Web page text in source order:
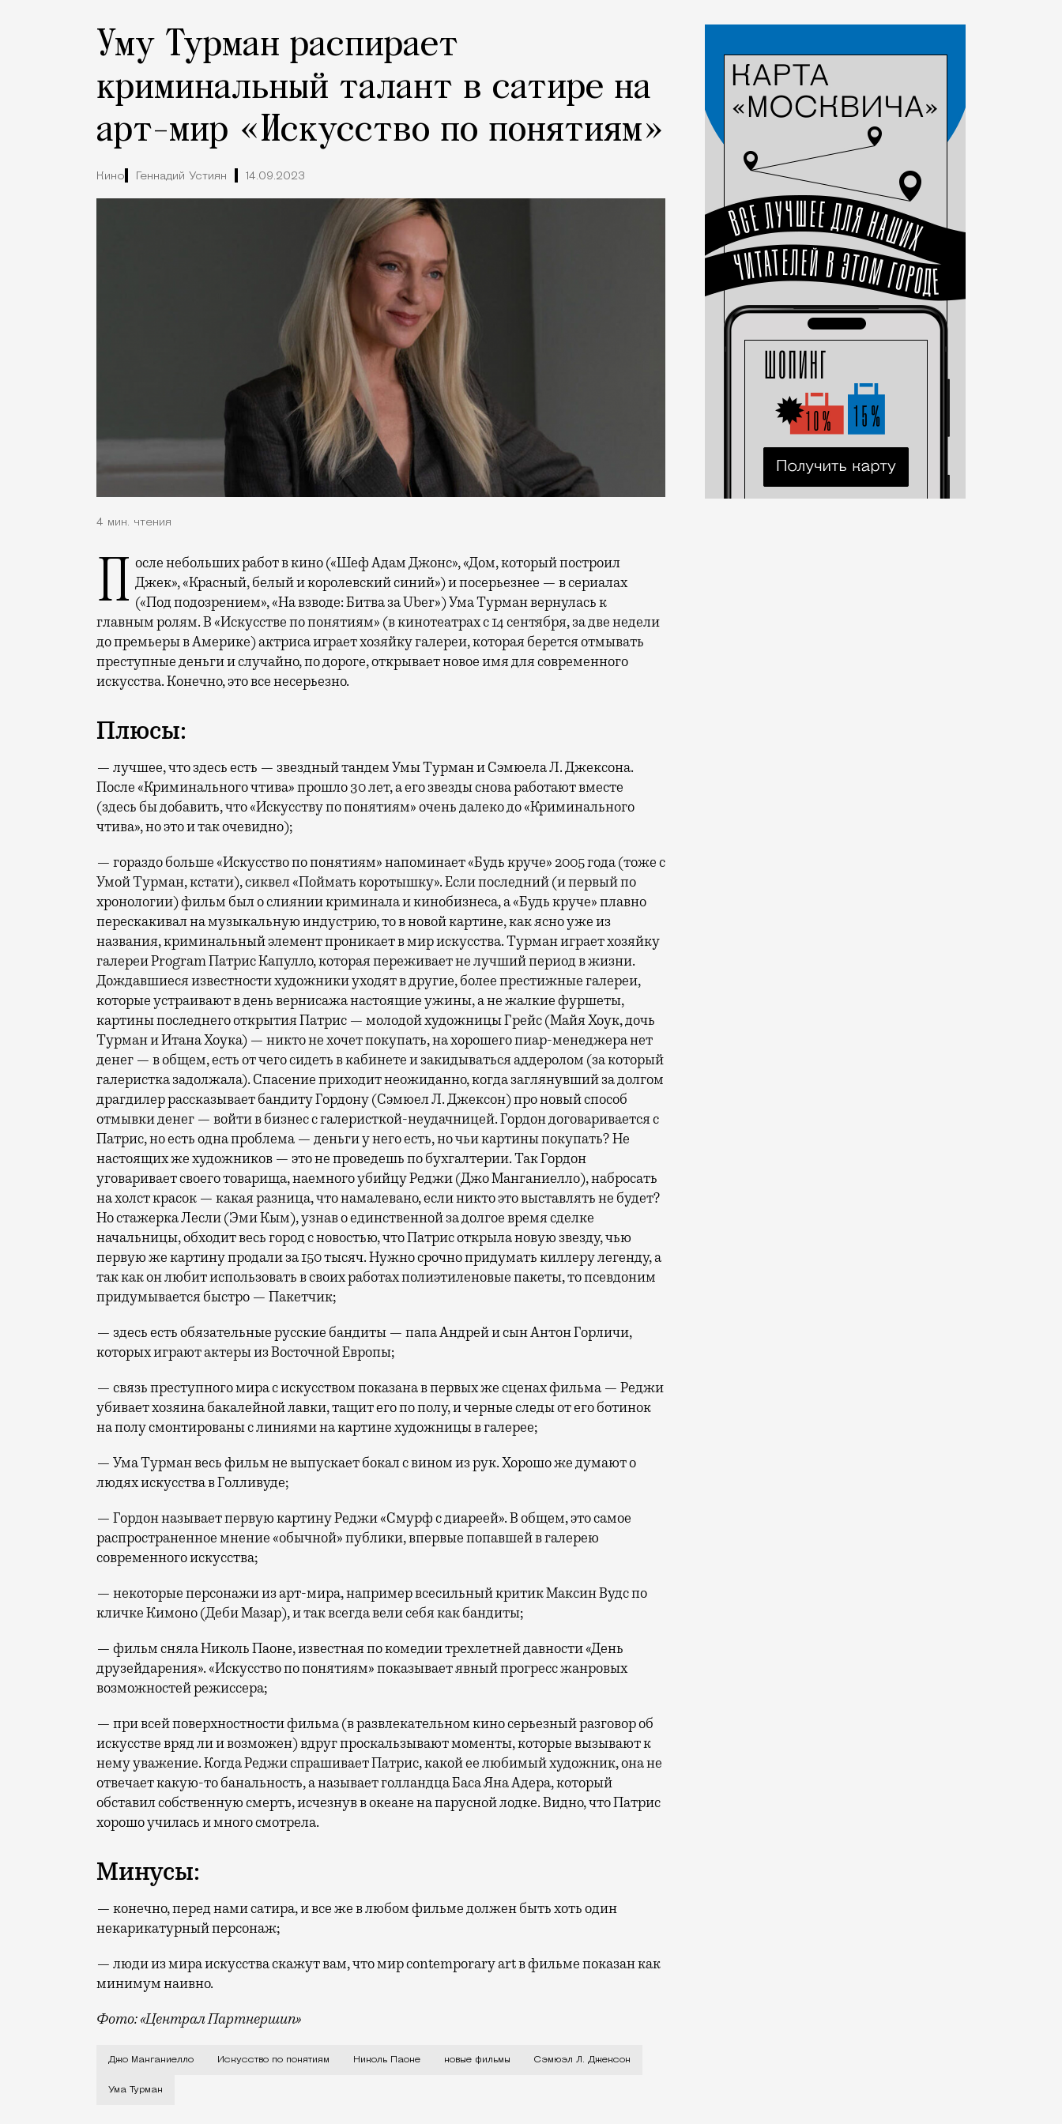
Уму Турман распирает
криминальный талант в сатире на
арт-мир «Искусство по понятиям»
Кино Геннадий Устиян 14.09.2023
4 мин. чтения
После небольших работ в кино («Шеф Адам Джонс», «Дом, который построил Джек», «Красный, белый и королевский синий») и посерьезнее — в сериалах
(«Под подозрением», «На взводе: Битва за Uber») Ума Турман вернулась к
главным ролям. В «Искусстве по понятиям» (в кинотеатрах с 14 сентября, за две недели
до премьеры в Америке) актриса играет хозяйку галереи, которая берется отмывать
преступные деньги и случайно, по дороге, открывает новое имя для современного
искусства. Конечно, это все несерьезно.
Плюсы:
— лучшее, что здесь есть — звездный тандем Умы Турман и Сэмюела Л. Джексона.
После «Криминального чтива» прошло 30 лет, а его звезды снова работают вместе
(здесь бы добавить, что «Искусству по понятиям» очень далеко до «Криминального
чтива», но это и так очевидно);
— гораздо больше «Искусство по понятиям» напоминает «Будь круче» 2005 года (тоже с
Умой Турман, кстати), сиквел «Поймать коротышку». Если последний (и первый по
хронологии) фильм был о слиянии криминала и кинобизнеса, а «Будь круче» плавно
перескакивал на музыкальную индустрию, то в новой картине, как ясно уже из
названия, криминальный элемент проникает в мир искусства. Турман играет хозяйку
галереи Program Патрис Капулло, которая переживает не лучший период в жизни.
Дождавшиеся известности художники уходят в другие, более престижные галереи,
которые устраивают в день вернисажа настоящие ужины, а не жалкие фуршеты,
картины последнего открытия Патрис — молодой художницы Грейс (Майя Хоук, дочь
Турман и Итана Хоука) — никто не хочет покупать, на хорошего пиар-менеджера нет
денег — в общем, есть от чего сидеть в кабинете и закидываться аддеролом (за который
галеристка задолжала). Спасение приходит неожиданно, когда заглянувший за долгом
драгдилер рассказывает бандиту Гордону (Сэмюел Л. Джексон) про новый способ
отмывки денег — войти в бизнес с галеристкой-неудачницей. Гордон договаривается с
Патрис, но есть одна проблема — деньги у него есть, но чьи картины покупать? Не
настоящих же художников — это не проведешь по бухгалтерии. Так Гордон
уговаривает своего товарища, наемного убийцу Реджи (Джо Манганиелло), набросать
на холст красок — какая разница, что намалевано, если никто это выставлять не будет?
Но стажерка Лесли (Эми Кым), узнав о единственной за долгое время сделке
начальницы, обходит весь город с новостью, что Патрис открыла новую звезду, чью
первую же картину продали за 150 тысяч. Нужно срочно придумать киллеру легенду, а
так как он любит использовать в своих работах полиэтиленовые пакеты, то псевдоним
придумывается быстро — Пакетчик;
— здесь есть обязательные русские бандиты — папа Андрей и сын Антон Горличи,
которых играют актеры из Восточной Европы;
— связь преступного мира с искусством показана в первых же сценах фильма — Реджи
убивает хозяина бакалейной лавки, тащит его по полу, и черные следы от его ботинок
на полу смонтированы с линиями на картине художницы в галерее;
— Ума Турман весь фильм не выпускает бокал с вином из рук. Хорошо же думают о
людях искусства в Голливуде;
— Гордон называет первую картину Реджи «Смурф с диареей». В общем, это самое
распространенное мнение «обычной» публики, впервые попавшей в галерею
современного искусства;
— некоторые персонажи из арт-мира, например всесильный критик Максин Вудс по
кличке Кимоно (Деби Мазар), и так всегда вели себя как бандиты;
— фильм сняла Николь Паоне, известная по комедии трехлетней давности «День
друзейдарения». «Искусство по понятиям» показывает явный прогресс жанровых
возможностей режиссера;
— при всей поверхностности фильма (в развлекательном кино серьезный разговор об
искусстве вряд ли и возможен) вдруг проскальзывают моменты, которые вызывают к
нему уважение. Когда Реджи спрашивает Патрис, какой ее любимый художник, она не
отвечает какую-то банальность, а называет голландца Баса Яна Адера, который
обставил собственную смерть, исчезнув в океане на парусной лодке. Видно, что Патрис
хорошо училась и много смотрела.
Минусы:
— конечно, перед нами сатира, и все же в любом фильме должен быть хоть один
некарикатурный персонаж;
— люди из мира искусства скажут вам, что мир contemporary art в фильме показан как
минимум наивно.
Фото: «Централ Партнершип»
После небольших работ в кино («Шеф Адам Джонс», «Дом, который построил Джек», «Красный, белый и королевский синий») и посерьезнее — в
Джо Манганиелло Искусство по понятиям Николь Паоне новые фильмы Сэмюэл Л. Джексон
Ума Турман